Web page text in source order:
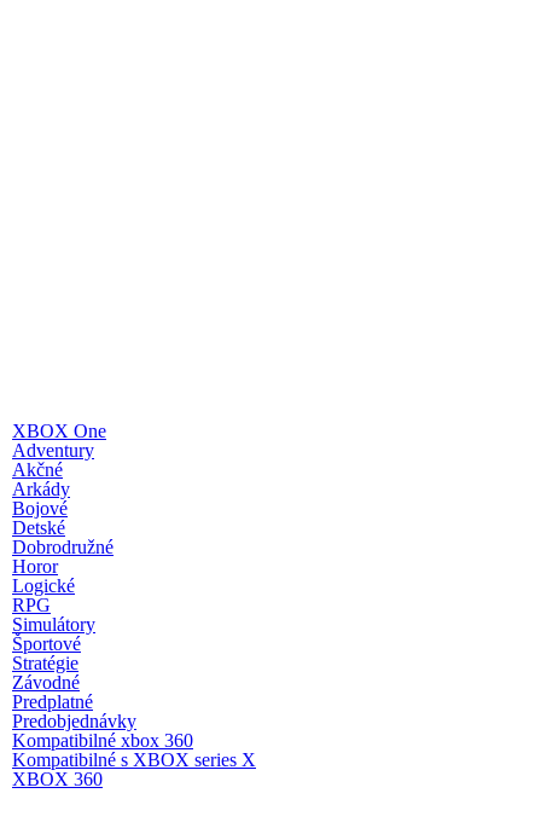
XBOX One
Adventury
Akčné
Arkády
Bojové
Detské
Dobrodružné
Horor
Logické
RPG
Simulátory
Športové
Stratégie
Závodné
Predplatné
Predobjednávky
Kompatibilné xbox 360
Kompatibilné s XBOX series X
XBOX 360